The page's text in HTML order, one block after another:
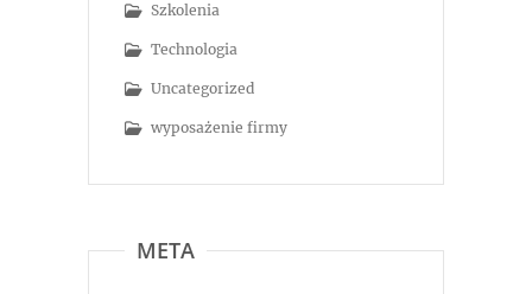
Szkolenia
Technologia
Uncategorized
wyposażenie firmy
META